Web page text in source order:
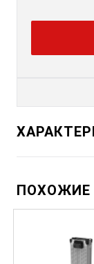
ПОХОЖИЕ